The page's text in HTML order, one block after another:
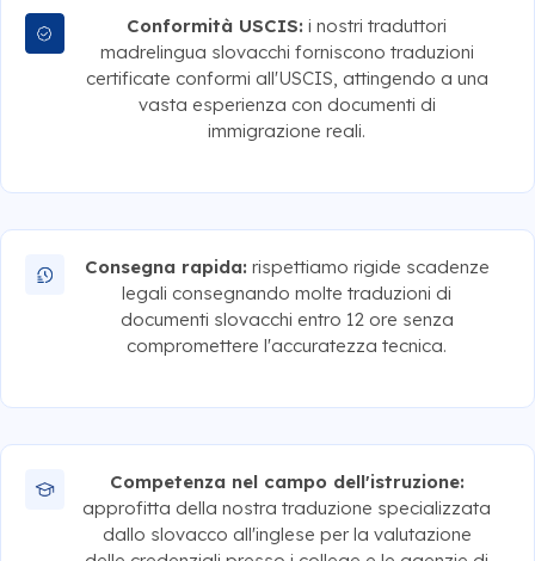
Conformità USCIS: i nostri traduttori
madrelingua slovacchi forniscono traduzioni
certificate conformi all'USCIS, attingendo a una
vasta esperienza con documenti di
immigrazione reali.
Consegna rapida: rispettiamo rigide scadenze
legali consegnando molte traduzioni di
documenti slovacchi entro 12 ore senza
compromettere l'accuratezza tecnica.
Competenza nel campo dell'istruzione:
approfitta della nostra traduzione specializzata
dallo slovacco all'inglese per la valutazione